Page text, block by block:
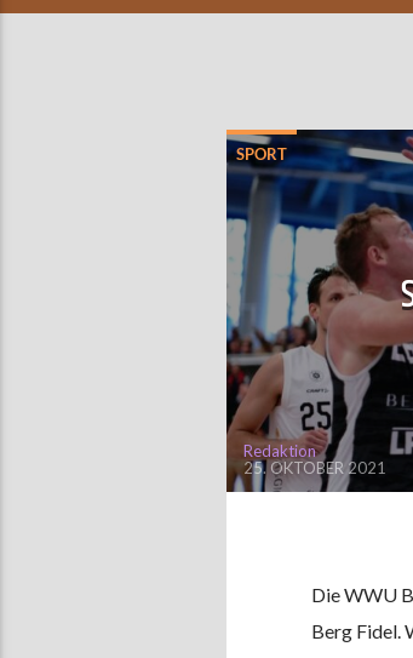
SPORT
Redaktion
25. OKTOBER 2021
Die WWU
Berg Fidel.